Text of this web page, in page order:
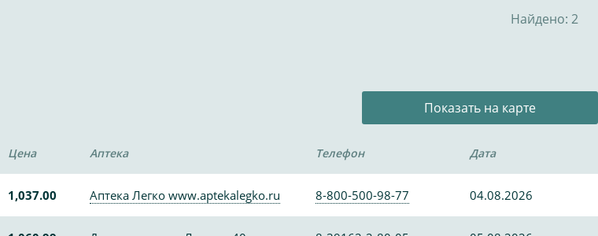
Найдено: 2
Показать на карте
Цена Аптека Телефон Дата
1,037.00 Аптека Легко www.aptekalegko.ru 8-800-500-98-77 04.08.2026